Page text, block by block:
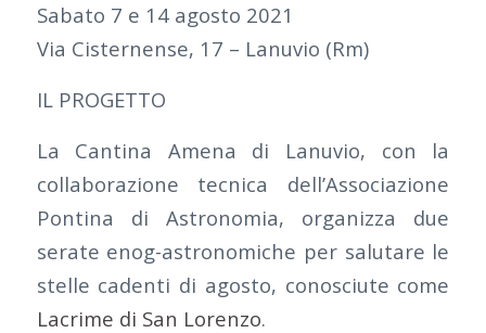
Sabato 7 e 14 agosto 2021
Via Cisternense, 17 – Lanuvio (Rm)
IL PROGETTO
La Cantina Amena di Lanuvio, con la
collaborazione tecnica dell’Associazione
Pontina di Astronomia, organizza due
serate enog-astronomiche per salutare le
stelle cadenti di agosto, conosciute come
Lacrime di San Lorenzo.